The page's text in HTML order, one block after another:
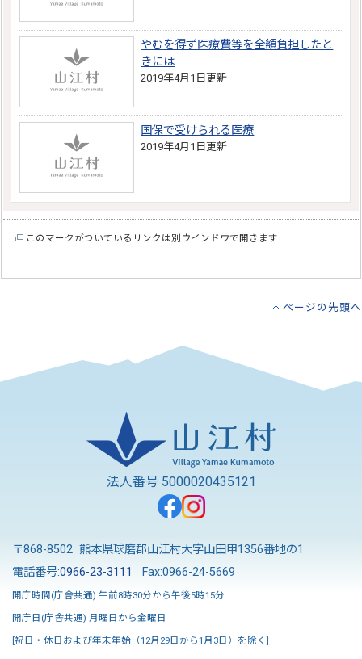
やむを得ず医療費等を全額負担したと
きには
2019年4月1日更新
国保で受けられる医療
2019年4月1日更新
このマークがついているリンクは別ウインドウで開きます
ページの先頭へ
法人番号 5000020435121
〒868-8502 熊本県球磨郡山江村大字山田甲1356番地の1
電話番号:0966-23-3111 Fax:0966-24-5669
開庁時間(庁舎共通) 午前8時30分から午後5時15分
開庁日(庁舎共通) 月曜日から金曜日
[祝日・休日および年末年始（12月29日から1月3日）を除く]